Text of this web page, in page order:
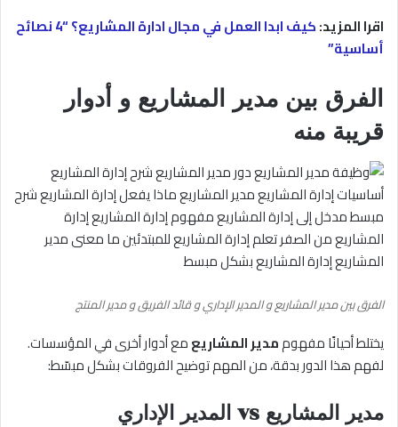
اقرا المزيد:
كيف ابدا العمل في مجال ادارة المشاريع؟ “4 نصائح
أساسية”
الفرق بين مدير المشاريع و أدوار
قريبة منه
الفرق بين مدير المشاريع و المدير الإداري و قائد الفريق و مدير المنتج
يختلط أحيانًا مفهوممدير المشاريعمع أدوار أخرى في المؤسسات.
لفهم هذا الدور بدقة، من المهم توضيح الفروقات بشكل مبسّط:
مدير المشاريع vs المدير الإداري